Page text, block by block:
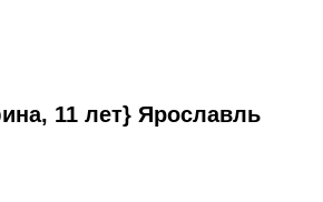
11 лет} Ярославль